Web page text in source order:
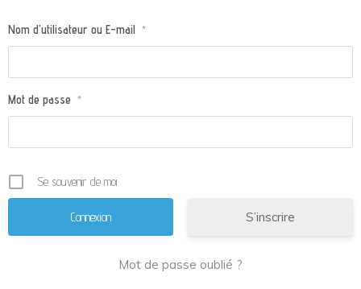
Nom d'utilisateur ou E-mail *
Mot de passe *
Se souvenir de moi
S’inscrire
Mot de passe oublié ?